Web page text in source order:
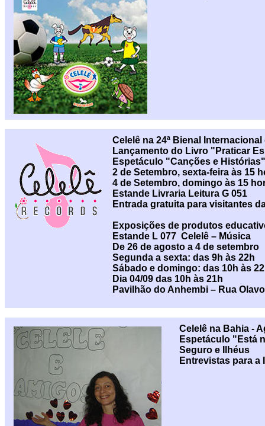
Celelê na 24ª Bienal
Lançamento do Livro "Praticar
Espetáculo "Canções e Histórias"
2 de Setembro, sexta-feira às 15
4 de Setembro, domingo às 15
Estande Livraria Leitura G 051
Entrada gratuita para visitantes
Exposições de produtos
Estande L 077 Celelê – Música
De 26 de agosto a 4 de setembro
Segunda a sexta: das 9h às 22h
Sábado e domingo: das 10h às
Dia 04/09 das 10h às 21h
Pavilhão do Anhembi – Rua
Celelê na Bahia -
Espetáculo "Está
Seguro e Ilhéus
Entrevistas para a